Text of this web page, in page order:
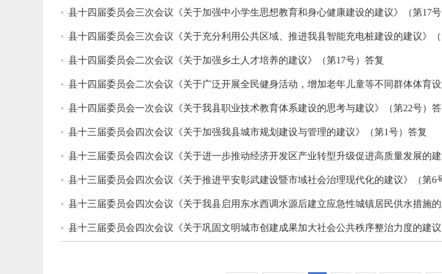
县十四届委员会三次会议《关于加强中小学生思想教育和身心健康建设的建议》（第17
县十四届委员会三次会议《关于充分利用公共区域、推进我县智能充电桩建设的建议》
县十四届委员会二次会议《关于加强乡土人才培养的建议》（第17号）答复
县十四届委员会二次会议《关于广泛开展全民健身活动，增加老年儿童等不同群体体育
县十四届委员会一次会议《关于我县职业技术教育体系建设的思考与建议》（第22号）答
县十三届委员会四次会议《关于加强我县城市规划建设与管理的建议》（第1号）答复
县十三届委员会四次会议《关于进一步推动经济开发区产业转型升级促进高质量发展的
县十三届委员会四次会议《关于推进平安彰武建设暨市域社会治理现代化的建议》（第6
县十三届委员会四次会议《关于我县启用东水西调水源后建立应急性城镇居民供水措施
县十三届委员会四次会议《关于巩固文明城市创建成果加大社会公共秩序整治力度的建